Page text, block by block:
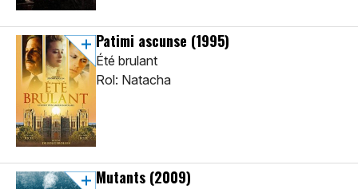
Patimi ascunse (1995)
Été brulant
Rol: Natacha
Mutants (2009)